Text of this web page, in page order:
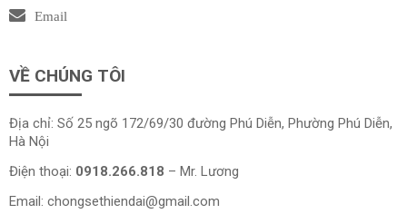
Email
VỀ CHÚNG TÔI
Địa chỉ: Số 25 ngõ 172/69/30 đường Phú Diễn, Phường Phú Diễn,
Hà Nội
Điện thoại: 0918.266.818 – Mr. Lương
Email: chongsethiendai@gmail.com